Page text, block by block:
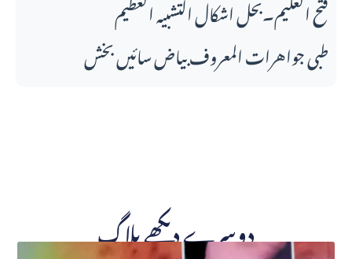
فتح العلیم۔بحل اشکال التشبیہ العظیم
طبی جواهرات المعروف بیاض سائیں بخش
دوسرے دیکھے بلاگ